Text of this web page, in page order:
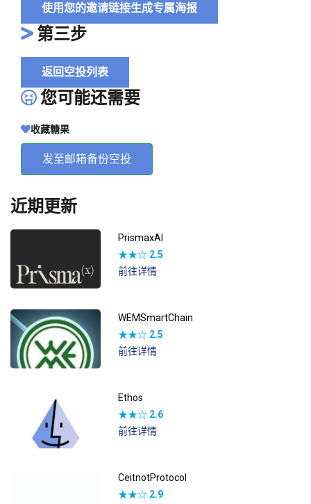
使用您的邀请链接生成专属海报
第三步
返回空投列表
您可能还需要
收藏糖果
发至邮箱备份空投
近期更新
PrismaxAI
★★☆ 2.5
前往详情
WEMSmartChain
★★☆ 2.5
前往详情
Ethos
★★☆ 2.6
前往详情
CeitnotProtocol
★★☆ 2.9